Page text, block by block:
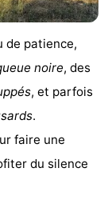
de patience,
noire, des
, et parfois
.
faire une
du silence